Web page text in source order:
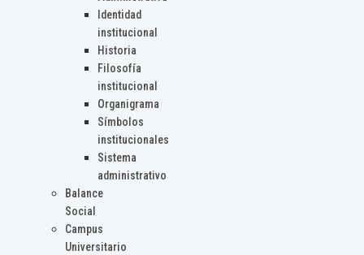
Identidad
institucional
Historia
Filosofía
institucional
Organigrama
Símbolos
institucionales
Sistema
administrativo
Balance
Social
Campus
Universitario